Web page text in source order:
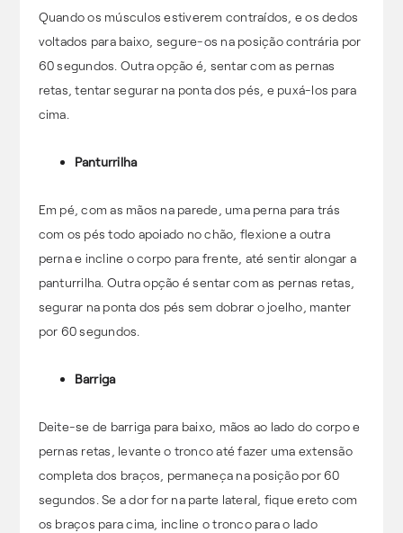
Quando os músculos estiverem contraídos, e os dedos
voltados para baixo, segure-os na posição contrária por
60 segundos. Outra opção é, sentar com as pernas
retas, tentar segurar na ponta dos pés, e puxá-los para
cima.
Panturrilha
Em pé, com as mãos na parede, uma perna para trás
com os pés todo apoiado no chão, flexione a outra
perna e incline o corpo para frente, até sentir alongar a
panturrilha. Outra opção é sentar com as pernas retas,
segurar na ponta dos pés sem dobrar o joelho, manter
por 60 segundos.
Barriga
Deite-se de barriga para baixo, mãos ao lado do corpo e
pernas retas, levante o tronco até fazer uma extensão
completa dos braços, permaneça na posição por 60
segundos. Se a dor for na parte lateral, fique ereto com
os braços para cima, incline o tronco para o lado